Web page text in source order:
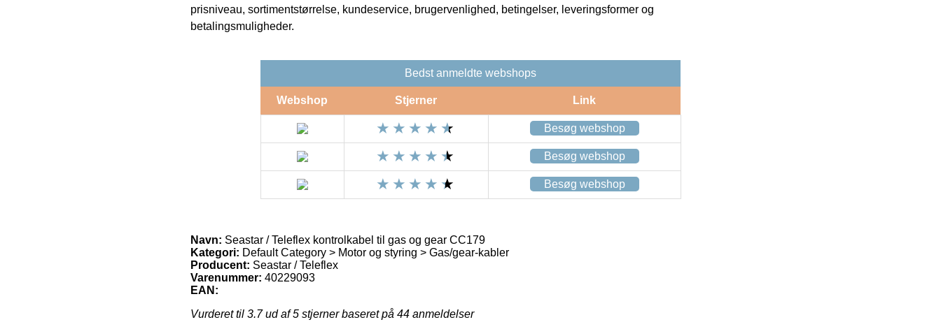
prisniveau, sortimentstørrelse, kundeservice, brugervenlighed, betingelser, leveringsformer og
betalingsmuligheder.
Bedst anmeldte webshops
Webshop Stjerner Link
Besøg webshop
Besøg webshop
Besøg webshop
Navn: Seastar / Teleflex kontrolkabel til gas og gear CC179
Kategori: Default Category > Motor og styring > Gas/gear-kabler
Producent: Seastar / Teleflex
Varenummer: 40229093
EAN:
Vurderet til 3.7ud af 5 stjerner baseret på 44 anmeldelser